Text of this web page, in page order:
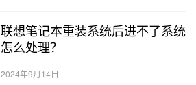
联想笔记本重装系统后进不了系统
怎么处理？
2024年9月14日